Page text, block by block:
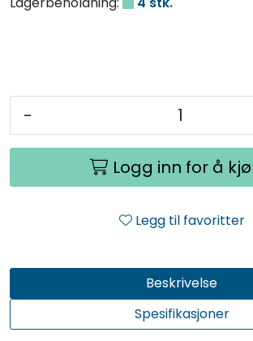
-
Logg inn for å
Legg til favoritter
Beskrivelse
Spesifikasjoner